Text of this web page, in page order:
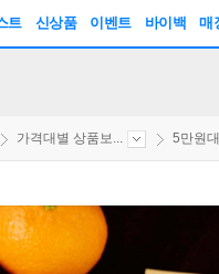
트 신상품 이벤트 바이백 매
가격대별 상품보... 5만원대